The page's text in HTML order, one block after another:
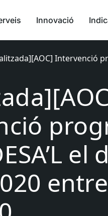
Innovació
Intervenció
el